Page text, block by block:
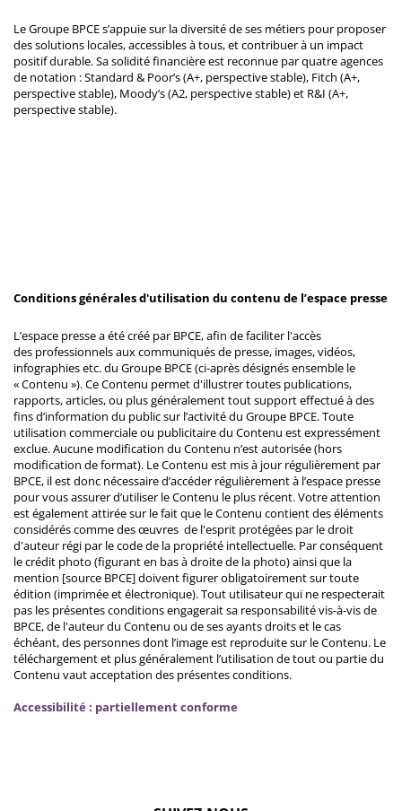
Le Groupe BPCE s’appuie sur la diversité de ses métiers pour proposer
des solutions locales, accessibles à tous, et contribuer à un impact
positif durable. Sa solidité financière est reconnue par quatre agences
de notation : Standard & Poor’s (A+, perspective stable), Fitch (A+,
perspective stable), Moody’s (A2, perspective stable) et R&I (A+,
perspective stable).
Conditions générales d'utilisation du contenu de l’espace presse
L’espace presse a été créé par BPCE, afin de faciliter l'accès
des professionnels aux communiqués de presse, images, vidéos,
infographies etc. du Groupe BPCE (ci-après désignés ensemble le
« Contenu »). Ce Contenu permet d'illustrer toutes publications,
rapports, articles, ou plus généralement tout support effectué à des
fins d’information du public sur l’activité du Groupe BPCE. Toute
utilisation commerciale ou publicitaire du Contenu est expressément
exclue. Aucune modification du Contenu n’est autorisée (hors
modification de format). Le Contenu est mis à jour régulièrement par
BPCE, il est donc nécessaire d’accéder régulièrement à l’espace presse
pour vous assurer d’utiliser le Contenu le plus récent. Votre attention
est également attirée sur le fait que le Contenu contient des éléments
considérés comme des œuvres de l'esprit protégées par le droit
d'auteur régi par le code de la propriété intellectuelle. Par conséquent
le crédit photo (figurant en bas à droite de la photo) ainsi que la
mention [source BPCE] doivent figurer obligatoirement sur toute
édition (imprimée et électronique). Tout utilisateur qui ne respecterait
pas les présentes conditions engagerait sa responsabilité vis-à-vis de
BPCE, de l'auteur du Contenu ou de ses ayants droits et le cas
échéant, des personnes dont l’image est reproduite sur le Contenu. Le
téléchargement et plus généralement l’utilisation de tout ou partie du
Contenu vaut acceptation des présentes conditions.
Accessibilité : partiellement conforme